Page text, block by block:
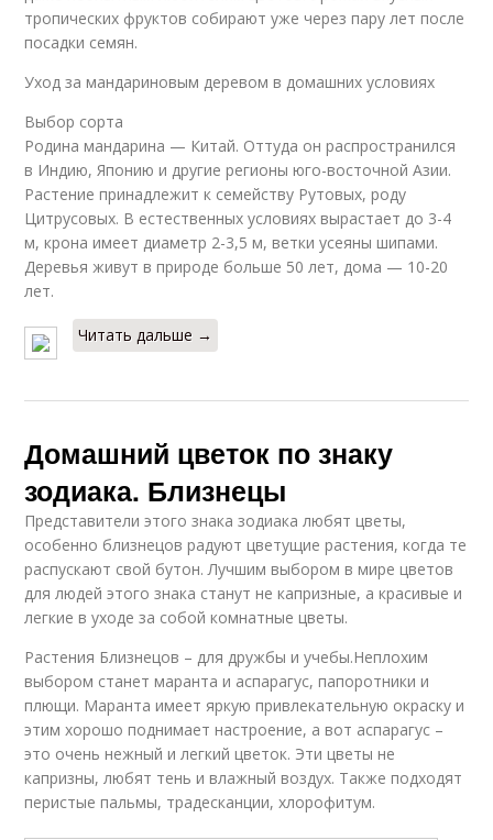
тропических фруктов собирают уже через пару лет после
посадки семян.
Уход за мандариновым деревом в домашних условиях
Выбор сорта
Родина мандарина — Китай. Оттуда он распространился
в Индию, Японию и другие регионы юго-восточной Азии.
Растение принадлежит к семейству Рутовых, роду
Цитрусовых. В естественных условиях вырастает до 3-4
м, крона имеет диаметр 2-3,5 м, ветки усеяны шипами.
Деревья живут в природе больше 50 лет, дома — 10-20
лет.
Читать дальше →
Домашний цветок по знаку
зодиака. Близнецы
Представители этого знака зодиака любят цветы,
особенно близнецов радуют цветущие растения, когда те
распускают свой бутон. Лучшим выбором в мире цветов
для людей этого знака станут не капризные, а красивые и
легкие в уходе за собой комнатные цветы.
Растения Близнецов – для дружбы и учебы.Неплохим
выбором станет маранта и аспарагус, папоротники и
плющи. Маранта имеет яркую привлекательную окраску и
этим хорошо поднимает настроение, а вот аспарагус –
это очень нежный и легкий цветок. Эти цветы не
капризны, любят тень и влажный воздух. Также подходят
перистые пальмы, традесканции, хлорофитум.